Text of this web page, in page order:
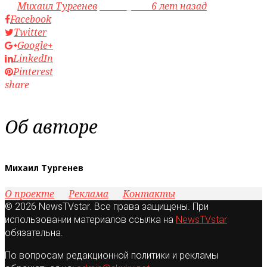
byМихаил Тургенев
6 лет назад
Facebook
Twitter
Google+
LinkedIn
Pinterest
share
Об авторе
Михаил Тургенев
О проекте Реклама Контакты
© 2026 NewsTVstar. Все права защищены. При
использовании материалов ссылка на NewsTVstar
обязательна.
По вопросам редакционной политики и рекламы